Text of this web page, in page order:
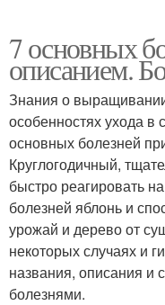
7 основных
описанием.
Знания о
особенностях ухода в
основных болезней
Круглогодичный,
быстро реагировать
болезней яблонь и
урожай и дерево от
некоторых случаях и
названия, описания и
болезнями.